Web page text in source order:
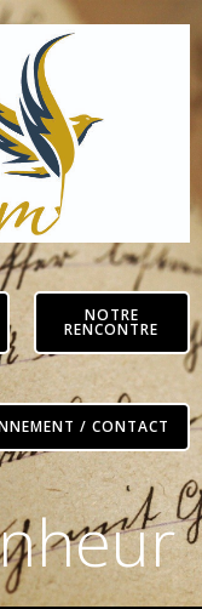
NOTRE
RENCONTRE
/ CONTACT